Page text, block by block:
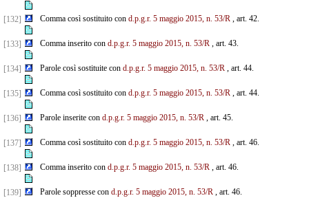
[132] Comma così sostituito con d.p.g.r. 5 maggio 2015, n. 53/R, art. 42.
[133] Comma inserito con d.p.g.r. 5 maggio 2015, n. 53/R, art. 43.
[134] Parole così sostituite con d.p.g.r. 5 maggio 2015, n. 53/R, art. 44.
[135] Comma così sostituito con d.p.g.r. 5 maggio 2015, n. 53/R, art. 44.
[136] Parole inserite con d.p.g.r. 5 maggio 2015, n. 53/R, art. 45.
[137] Comma così sostituito con d.p.g.r. 5 maggio 2015, n. 53/R, art. 46.
[138] Comma inserito con d.p.g.r. 5 maggio 2015, n. 53/R, art. 46.
[139] Parole soppresse con d.p.g.r. 5 maggio 2015, n. 53/R, art. 46.